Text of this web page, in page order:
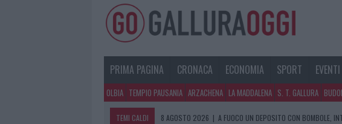
PRIMA PAGINA CRONACA ECONOMIA SPORT EVENTI
OLBIA TEMPIO PAUSANIA ARZACHENA LA MADDALENA S. T. GALLURA
TEMI CALDI 8 AGOSTO 2026 | A FUOCO UN DEPOSITO CON BOMBOLE,